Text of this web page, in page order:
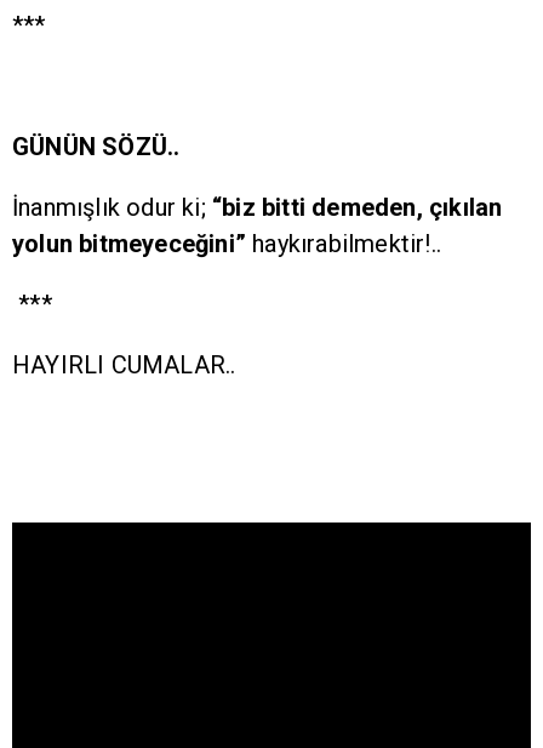
***
GÜNÜN SÖZÜ..
İnanmışlık odur ki; “biz bitti demeden, çıkılan
yolun bitmeyeceğini” haykırabilmektir!..
***
HAYIRLI CUMALAR..